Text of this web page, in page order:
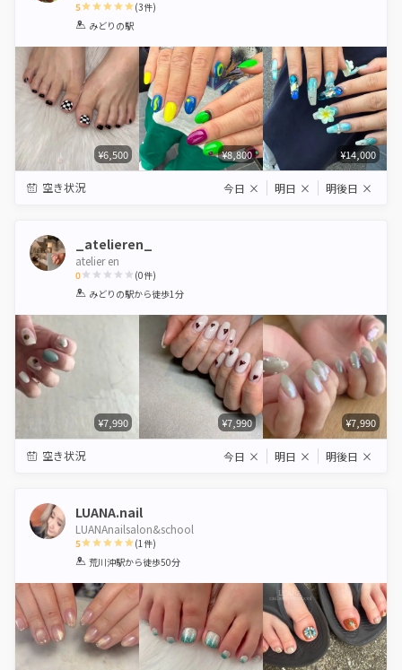
5
1 2 3 4 5
(3件)
みどりの駅
¥6,500 ¥8,800 ¥14,000
空き状況 今日 × 明日 × 明後日 ×
_atelieren_
atelier en
0
1 2 3 4 5
(0件)
みどりの駅から徒歩1分
¥7,990 ¥7,990 ¥7,990
空き状況 今日 × 明日 × 明後日 ×
LUANA.nail
LUANAnailsalon&school
5
1 2 3 4 5
(1件)
荒川沖駅から徒歩50分